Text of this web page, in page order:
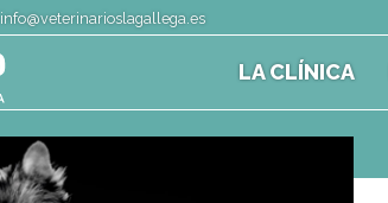
info@veterinarioslagallega.es
LA CLÍNICA